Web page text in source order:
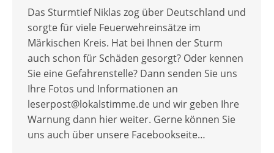
Das Sturmtief Niklas zog über Deutschland und
sorgte für viele Feuerwehreinsätze im
Märkischen Kreis. Hat bei Ihnen der Sturm
auch schon für Schäden gesorgt? Oder kennen
Sie eine Gefahrenstelle? Dann senden Sie uns
Ihre Fotos und Informationen an
leserpost@lokalstimme.de und wir geben Ihre
Warnung dann hier weiter. Gerne können Sie
uns auch über unsere Facebookseite…